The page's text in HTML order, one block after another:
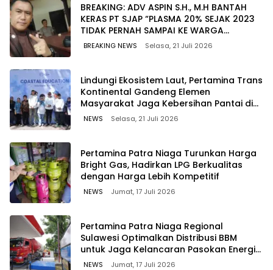
BREAKING: ADV ASPIN S.H., M.H BANTAH
KERAS PT SJAP “PLASMA 20% SEJAK 2023
TIDAK PERNAH SAMPAI KE WARGA
WAWOONE!
BREAKING NEWS Selasa, 21 Juli 2026
Lindungi Ekosistem Laut, Pertamina Trans
Kontinental Gandeng Elemen
Masyarakat Jaga Kebersihan Pantai di
Bitung, Sulawesi
NEWS Selasa, 21 Juli 2026
Pertamina Patra Niaga Turunkan Harga
Bright Gas, Hadirkan LPG Berkualitas
dengan Harga Lebih Kompetitif
NEWS Jumat, 17 Juli 2026
Pertamina Patra Niaga Regional
Sulawesi Optimalkan Distribusi BBM
untuk Jaga Kelancaran Pasokan Energi
di Seluruh Wilayah Sulawesi
NEWS Jumat, 17 Juli 2026